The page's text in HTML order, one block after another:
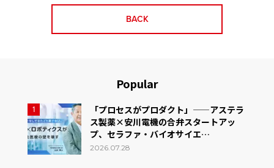
BACK
Popular
1
「プロセスがプロダクト」——アステラ
ス製薬×安川電機の合弁スタートアッ
プ、セラファ・バイオサイエ…
2026.07.28